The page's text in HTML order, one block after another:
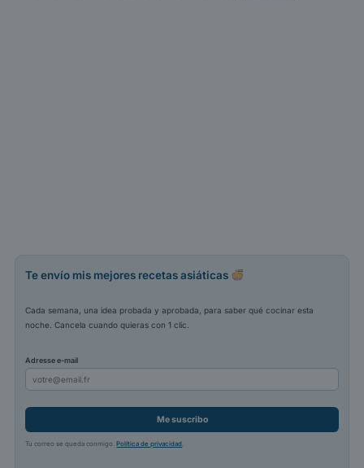
Te envío mis mejores recetas asiáticas
Cada semana, una idea probada y aprobada, para saber qué cocinar esta
noche. Cancela cuando quieras con 1 clic.
Adresse e-mail
Me suscribo
Tu correo se queda conmigo.Política de privacidad.